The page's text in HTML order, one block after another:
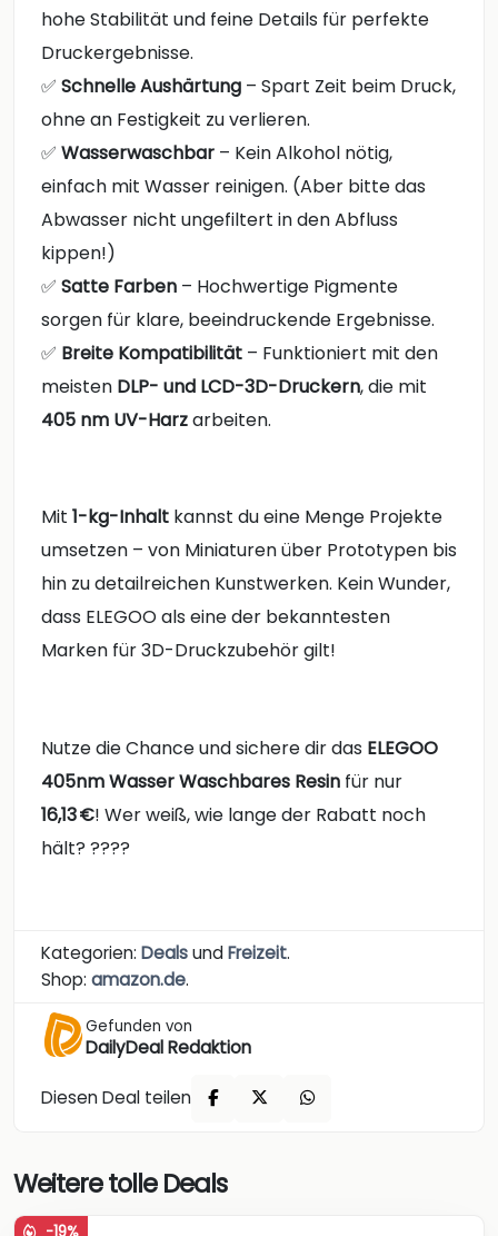
hohe Stabilität und feine Details für perfekte
Druckergebnisse.
✅ Schnelle Aushärtung – Spart Zeit beim Druck,
ohne an Festigkeit zu verlieren.
✅ Wasserwaschbar – Kein Alkohol nötig,
einfach mit Wasser reinigen. (Aber bitte das
Abwasser nicht ungefiltert in den Abfluss
kippen!)
✅ Satte Farben – Hochwertige Pigmente
sorgen für klare, beeindruckende Ergebnisse.
✅ Breite Kompatibilität – Funktioniert mit den
meisten DLP- und LCD-3D-Druckern, die mit
405 nm UV-Harzarbeiten.
Mit 1-kg-Inhalt kannst du eine Menge Projekte
umsetzen – von Miniaturen über Prototypen bis
hin zu detailreichen Kunstwerken. Kein Wunder,
dass ELEGOO als eine der bekanntesten
Marken für 3D-Druckzubehör gilt!
Nutze die Chance und sichere dir das ELEGOO
405nm Wasser Waschbares Resin für nur
16,13 €! Wer weiß, wie lange der Rabatt noch
hält? ????
Kategorien: DealsundFreizeit.
Shop: amazon.de.
Gefunden von
DailyDeal Redaktion
Diesen Deal teilen
Weitere tolle Deals
-19%